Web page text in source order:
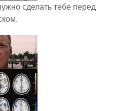
сделать тебе перед